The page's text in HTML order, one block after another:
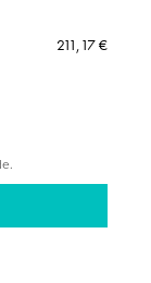
211,17 €